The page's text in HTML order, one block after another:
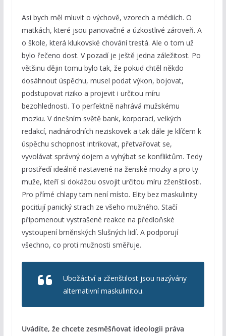
Asi bych měl mluvit o výchově, vzorech a médiích. O
matkách, které jsou panovačné a úzkostlivé zároveň. A
o škole, která klukovské chování trestá. Ale o tom už
bylo řečeno dost. V pozadí je ještě jedna záležitost. Po
většinu dějin tomu bylo tak, že pokud chtěl někdo
dosáhnout úspěchu, musel podat výkon, bojovat,
podstupovat riziko a projevit i určitou míru
bezohlednosti. To perfektně nahrává mužskému
mozku. V dnešním světě bank, korporací, velkých
redakcí, nadnárodních neziskovek a tak dále je klíčem k
úspěchu schopnost intrikovat, přetvařovat se,
vyvolávat správný dojem a vyhýbat se konfliktům. Tedy
prostředí ideálně nastavené na ženské mozky a pro ty
muže, kteří si dokážou osvojit určitou míru zženštilosti.
Pro přímé chlapy tam není místo. Elity bez maskulinity
pociťují panický strach ze všeho mužného. Stačí
připomenout vystrašené reakce na předloňské
vystoupení brněnských Slušných lidí. A podporují
všechno, co proti mužnosti směřuje.
Ubožáctví a zženštilost jsou nazývány
alternativní maskulinitou.
Uvádíte, že chcete zesměšňovat ideologii práva